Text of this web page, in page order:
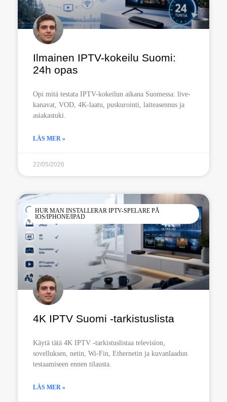
Ilmainen IPTV-kokeilu Suomi:
24h opas
Opi mitä testata IPTV-kokeilun aikana Suomessa: live-
kanavat, VOD, 4K-laatu, puskurointi, laiteasennus ja
asiakastuki.
LÄS MER »
22/05/2026
HUR MAN INSTALLERAR IPTV-SPELARE PÅ
IOS/IPHONE/IPAD
4K IPTV Suomi -tarkistuslista
Käytä tätä 4K IPTV -tarkistuslistaa television,
sovelluksen, netin, Wi-Fin, Ethernetin ja kuvanlaadun
testaamiseen ennen tilausta.
LÄS MER »